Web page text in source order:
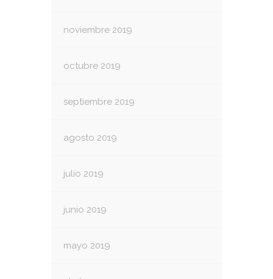
noviembre 2019
octubre 2019
septiembre 2019
agosto 2019
julio 2019
junio 2019
mayo 2019